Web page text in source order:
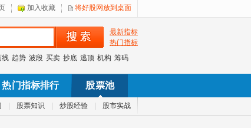
加入收藏 将好股网放到桌面
最新指标
热门指标
线 趋势 波段 买卖 抄底 逃顶 机构 筹码
热门指标排行 股票池
股票知识 炒股经验 股市实战